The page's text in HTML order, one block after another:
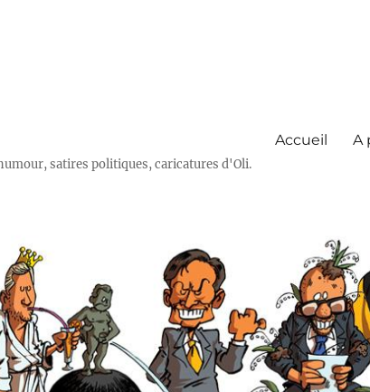
satires politiques, caricatures d'Oli.
Accueil A